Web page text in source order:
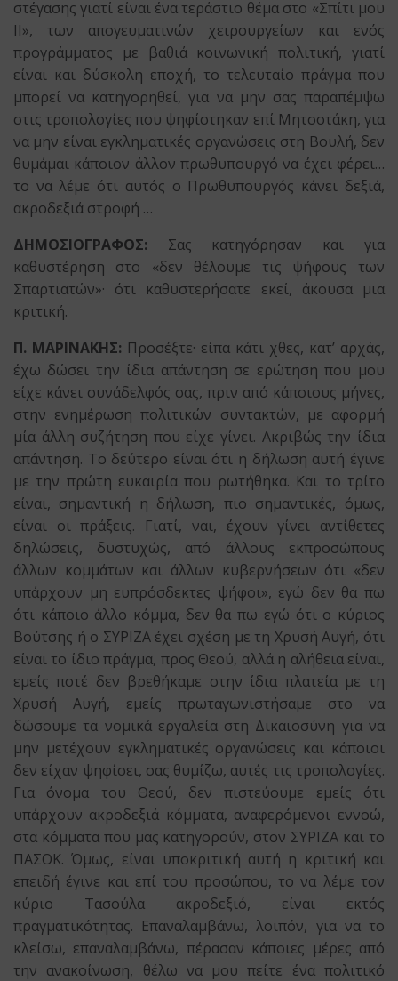
στέγασης γιατί είναι ένα τεράστιο θέμα στο «Σπίτι μου
ΙΙ», των απογευματινών χειρουργείων και ενός
προγράμματος με βαθιά κοινωνική πολιτική, γιατί
είναι και δύσκολη εποχή, το τελευταίο πράγμα που
μπορεί να κατηγορηθεί, για να μην σας παραπέμψω
στις τροπολογίες που ψηφίστηκαν επί Μητσοτάκη, για
να μην είναι εγκληματικές οργανώσεις στη Βουλή, δεν
θυμάμαι κάποιον άλλον πρωθυπουργό να έχει φέρει…
το να λέμε ότι αυτός ο Πρωθυπουργός κάνει δεξιά,
ακροδεξιά στροφή …
ΔΗΜΟΣΙΟΓΡΑΦΟΣ: Σας κατηγόρησαν και για
καθυστέρηση στο «δεν θέλουμε τις ψήφους των
Σπαρτιατών»· ότι καθυστερήσατε εκεί, άκουσα μια
κριτική.
Π. ΜΑΡΙΝΑΚΗΣ: Προσέξτε· είπα κάτι χθες, κατ’ αρχάς,
έχω δώσει την ίδια απάντηση σε ερώτηση που μου
είχε κάνει συνάδελφός σας, πριν από κάποιους μήνες,
στην ενημέρωση πολιτικών συντακτών, με αφορμή
μία άλλη συζήτηση που είχε γίνει. Ακριβώς την ίδια
απάντηση. Το δεύτερο είναι ότι η δήλωση αυτή έγινε
με την πρώτη ευκαιρία που ρωτήθηκα. Και το τρίτο
είναι, σημαντική η δήλωση, πιο σημαντικές, όμως,
είναι οι πράξεις. Γιατί, ναι, έχουν γίνει αντίθετες
δηλώσεις, δυστυχώς, από άλλους εκπροσώπους
άλλων κομμάτων και άλλων κυβερνήσεων ότι «δεν
υπάρχουν μη ευπρόσδεκτες ψήφοι», εγώ δεν θα πω
ότι κάποιο άλλο κόμμα, δεν θα πω εγώ ότι ο κύριος
Βούτσης ή ο ΣΥΡΙΖΑ έχει σχέση με τη Χρυσή Αυγή, ότι
είναι το ίδιο πράγμα, προς Θεού, αλλά η αλήθεια είναι,
εμείς ποτέ δεν βρεθήκαμε στην ίδια πλατεία με τη
Χρυσή Αυγή, εμείς πρωταγωνιστήσαμε στο να
δώσουμε τα νομικά εργαλεία στη Δικαιοσύνη για να
μην μετέχουν εγκληματικές οργανώσεις και κάποιοι
δεν είχαν ψηφίσει, σας θυμίζω, αυτές τις τροπολογίες.
Για όνομα του Θεού, δεν πιστεύουμε εμείς ότι
υπάρχουν ακροδεξιά κόμματα, αναφερόμενοι εννοώ,
στα κόμματα που μας κατηγορούν, στον ΣΥΡΙΖΑ και το
ΠΑΣΟΚ. Όμως, είναι υποκριτική αυτή η κριτική και
επειδή έγινε και επί του προσώπου, το να λέμε τον
κύριο Τασούλα ακροδεξιό, είναι εκτός
πραγματικότητας. Επαναλαμβάνω, λοιπόν, για να το
κλείσω, επαναλαμβάνω, πέρασαν κάποιες μέρες από
την ανακοίνωση, θέλω να μου πείτε ένα πολιτικό